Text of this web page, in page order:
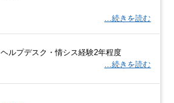
…続きを読む
ヘルプデスク・情シス経験2年程度
…続きを読む